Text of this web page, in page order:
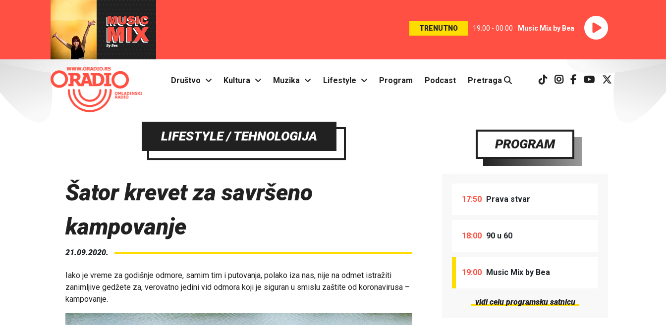
TRENUTNO 19:00 - 00:00 Music Mix by Bea
Društvo Kultura Muzika Lifestyle Program Podcast Pretraga
LIFESTYLE / TEHNOLOGIJA
Šator krevet za savršeno
kampovanje
21.09.2020.
Iako je vreme za godišnje odmore, samim tim i putovanja, polako iza nas, nije na odmet istražiti
zanimljive gedžete za, verovatno jedini vid odmora koji je siguran u smislu zaštite od koronavirusa –
kampovanje.
PROGRAM
17:50 Prava stvar
18:00 90 u 60
19:00 Music Mix by Bea
vidi celu programsku satnicu